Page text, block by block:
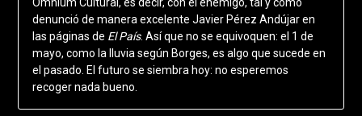
denunció de manera excelente Javier Pérez Andújar en
las páginas de El País. Así que no se equivoquen: el 1 de
mayo, como la lluvia según Borges, es algo que sucede en
el pasado. El futuro se siembra hoy: no esperemos
recoger nada bueno.